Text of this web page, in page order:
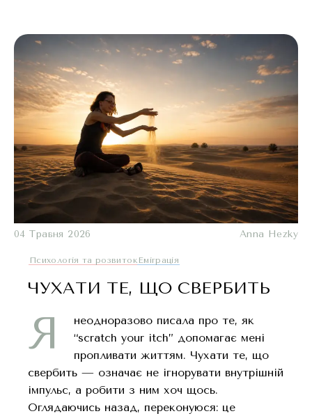
04 Травня 2026 Anna Hezky
Психологія та розвиток Еміграція
ЧУХАТИ ТЕ, ЩО СВЕРБИТЬ
Я
неодноразово писала про те, як
“scratch your itch” допомагає мені
пропливати життям. Чухати те, що
свербить — означає не ігнорувати внутрішній
імпульс, а робити з ним хоч щось.
Оглядаючись назад, переконуюся: це